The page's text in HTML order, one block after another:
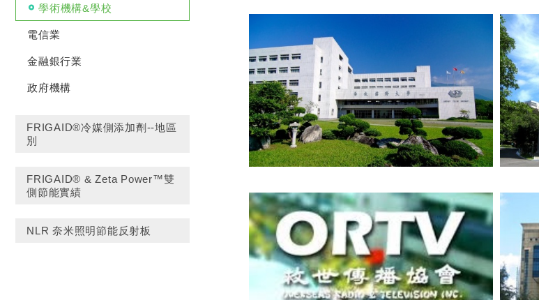
學術機構&學校
電信業
金融銀行業
政府機構
FRIGAID®冷媒側添加劑--地區
別
FRIGAID® & Zeta Power™雙
側節能實績
NLR 奈米照明節能反射板